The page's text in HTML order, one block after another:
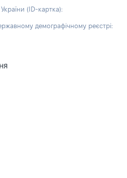
(ID-картка):
демографічному реєстрі: